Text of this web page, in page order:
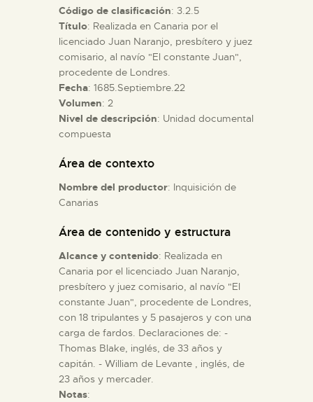
█
EL MUSEO
COLECCIONES
DIDÁCTICA
ESPAÑOL
Código de clasificación: 3.2.5
Título: Realizada en Canaria por el
licenciado Juan Naranjo, presbítero y juez
comisario, al navío "El constante Juan",
procedente de Londres.
Fecha: 1685.Septiembre.22
Volumen: 2
Nivel de descripción: Unidad documental
compuesta
Área de contexto
Nombre del productor: Inquisición de
Canarias
Área de contenido y estructura
Alcance y contenido: Realizada en
Canaria por el licenciado Juan Naranjo,
presbítero y juez comisario, al navío "El
constante Juan", procedente de Londres,
con 18 tripulantes y 5 pasajeros y con una
carga de fardos. Declaraciones de: -
Thomas Blake, inglés, de 33 años y
capitán. - William de Levante , inglés, de
23 años y mercader.
Notas: